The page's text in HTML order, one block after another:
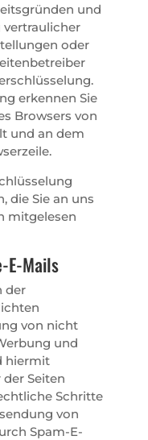
und
vertraulicher
oder
erkennen Sie
Browsers von
und an dem
die Sie an uns
mitgelesen
E-Mails
der
von nicht
und
hiermit
Seiten
Schritte
von
Spam-E-